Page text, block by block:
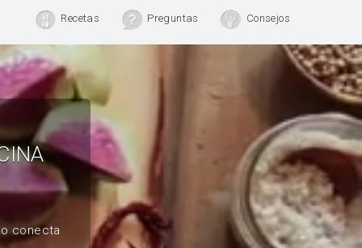
Recetas Preguntas Consejos
conecta